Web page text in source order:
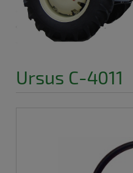
Ursus C-4011